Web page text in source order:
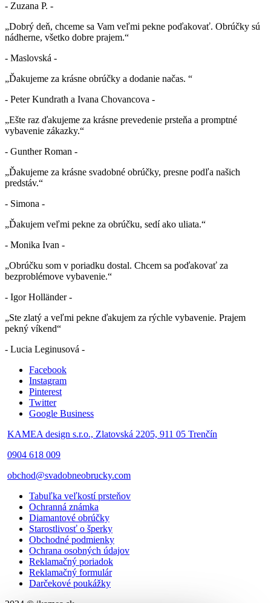
- Zuzana P. -
„Dobrý deň, chceme sa Vam veľmi pekne poďakovať. Obrúčky sú
nádherne, všetko dobre prajem.“
- Maslovská -
„Ďakujeme za krásne obrúčky a dodanie načas. “
- Peter Kundrath a Ivana Chovancova -
„Ešte raz ďakujeme za krásne prevedenie prsteňa a promptné
vybavenie zákazky.“
- Gunther Roman -
„Ďakujeme za krásne svadobné obrúčky, presne podľa našich
predstáv.“
- Simona -
„Ďakujem veľmi pekne za obrúčku, sedí ako uliata.“
- Monika Ivan -
„Obrúčku som v poriadku dostal. Chcem sa poďakovať za
bezproblémove vybavenie.“
- Igor Holländer -
„Ste zlatý a veľmi pekne ďakujem za rýchle vybavenie. Prajem
pekný víkend“
- Lucia Leginusová -
Facebook
Instagram
Pinterest
Twitter
Google Business
KAMEA design s.r.o., Zlatovská 2205, 911 05 Trenčín
0904 618 009
obchod@svadobneobrucky.com
Tabuľka veľkostí prsteňov
Ochranná známka
Diamantové obrúčky
Starostlivosť o šperky
Obchodné podmienky
Ochrana osobných údajov
Reklamačný poriadok
Reklamačný formulár
Darčekové poukážky